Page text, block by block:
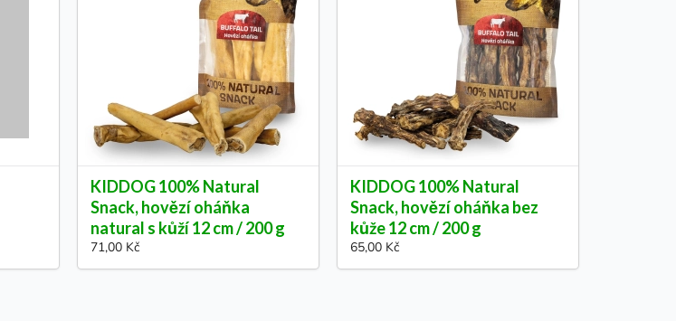
KIDDOG 100% Natural
Snack, hovězí oháňka
natural s kůží 12 cm / 200 g
71,00 Kč
KIDDOG 100% Natural
Snack, hovězí oháňka bez
kůže 12 cm / 200 g
65,00 Kč